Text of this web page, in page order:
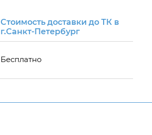
Стоимость доставки до ТК в
г.Санкт-Петербург
Бесплатно